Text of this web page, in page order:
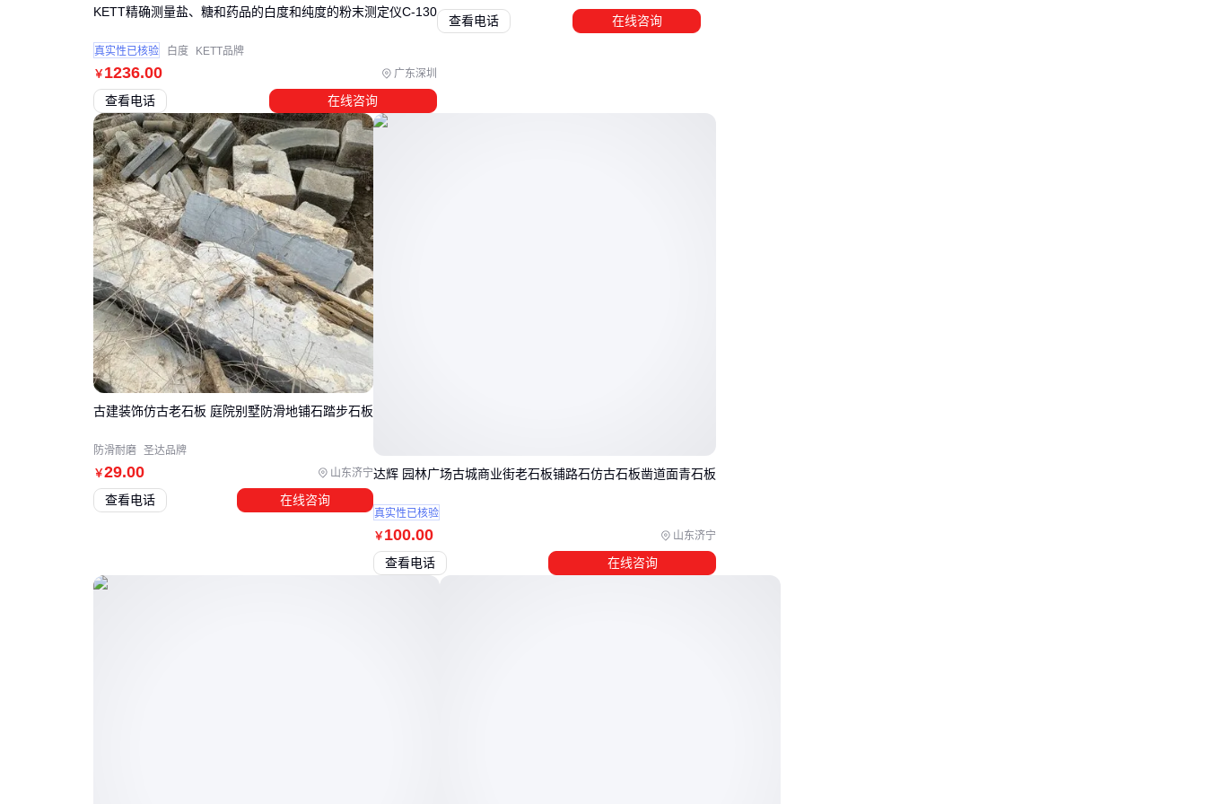
￥1236.00 广东深圳
KETT精确测量盐、糖和药品的白度和纯度的粉末测定仪C-130
真实性已核验 白度 KETT品牌
查看电话 在线咨询
查看电话 在线咨询
￥29.00 山东济宁
古建装饰仿古老石板 庭院别墅防滑地铺石踏步石板
防滑耐磨 圣达品牌
查看电话 在线咨询
￥100.00 山东济宁
达辉 园林广场古城商业街老石板铺路石仿古石板凿道面青石板
真实性已核验
查看电话 在线咨询